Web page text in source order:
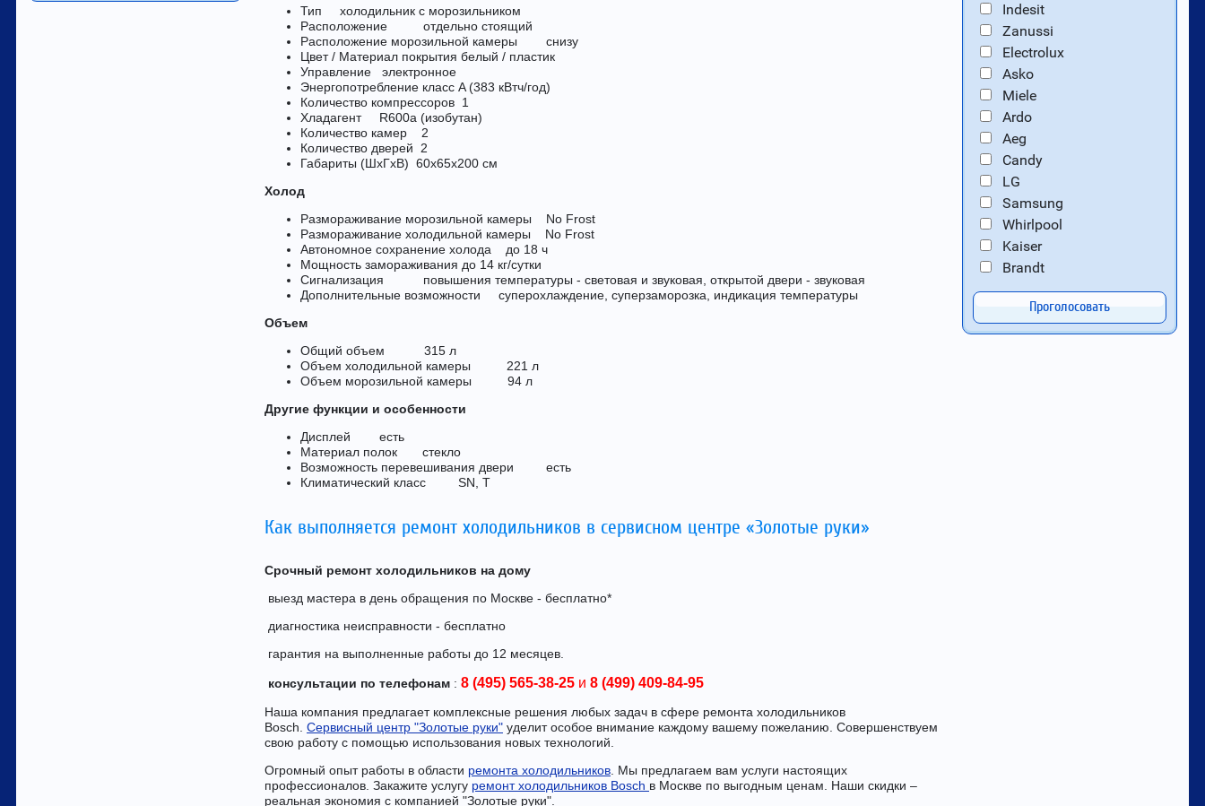
Тип холодильник с морозильником
Расположение отдельно стоящий
Расположение морозильной камеры снизу
Цвет / Материал покрытия белый / пластик
Управление электронное
Энергопотребление класс A (383 кВтч/год)
Количество компрессоров 1
Хладагент R600a (изобутан)
Количество камер 2
Количество дверей 2
Габариты (ШxГxВ) 60x65x200 см
Холод
Размораживание морозильной камеры No Frost
Размораживание холодильной камеры No Frost
Автономное сохранение холода до 18 ч
Мощность замораживания до 14 кг/cутки
Сигнализация повышения температуры - световая и звуковая, открытой двери - звуковая
Дополнительные возможности суперохлаждение, суперзаморозка, индикация температуры
Объем
Общий объем 315 л
Объем холодильной камеры 221 л
Объем морозильной камеры 94 л
Другие функции и особенности
Дисплей есть
Материал полок стекло
Возможность перевешивания двери есть
Климатический класс SN, T
Как выполняется ремонт холодильников в сервисном центре «Золотые руки»
Срочный ремонт холодильников на дому
выезд мастера в день обращения по Москве - бесплатно*
диагностика неисправности - бесплатно
гарантия на выполненные работы до 12 месяцев.
консультации по телефонам : 8 (495) 565-38-25 и 8 (499) 409-84-95
Наша компания предлагает комплексные решения любых задач в сфере ремонта холодильников
Bosch. Сервисный центр "Золотые руки" уделит особое внимание каждому вашему пожеланию. Совершенствуем
свою работу с помощью использования новых технологий.
Огромный опыт работы в области ремонта холодильников . Мы предлагаем вам услуги настоящих
профессионалов. Закажите услугу ремонт холодильников Bosch в Москве по выгодным ценам. Наши скидки –
реальная экономия с компанией "Золотые руки".
Indesit
Zanussi
Electrolux
Asko
Miele
Ardo
Aeg
Candy
LG
Samsung
Whirlpool
Kaiser
Brandt
Проголосовать